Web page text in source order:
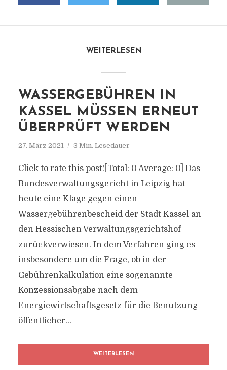
WEITERLESEN
WASSERGEBÜHREN IN
KASSEL MÜSSEN ERNEUT
ÜBERPRÜFT WERDEN
27. März 2021 3 Min. Lesedauer
Click to rate this post![Total: 0 Average: 0] Das
Bundesverwaltungsgericht in Leipzig hat
heute eine Klage gegen einen
Wassergebührenbescheid der Stadt Kassel an
den Hessischen Verwaltungsgerichtshof
zurückverwiesen. In dem Verfahren ging es
insbesondere um die Frage, ob in der
Gebührenkalkulation eine sogenannte
Konzessionsabgabe nach dem
Energiewirtschaftsgesetz für die Benutzung
öffentlicher...
WEITERLESEN